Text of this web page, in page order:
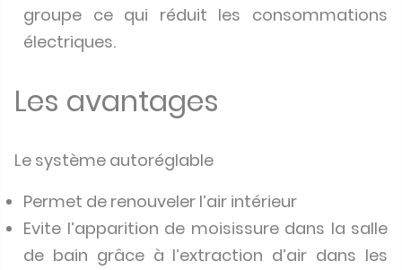
groupe ce qui réduit les consommations
électriques.
Les avantages
Le système autoréglable
Permet de renouveler l’air intérieur
Evite l’apparition de moisissure dans la salle
de bain grâce à l’extraction d’air dans les